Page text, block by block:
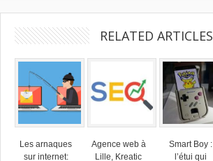
RELATED ARTICLES
Les arnaques
sur internet:
Agence web à
Lille, Kreatic
Smart Boy :
l’étui qui